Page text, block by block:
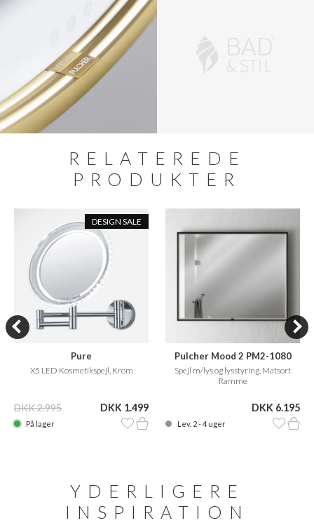
RELATEREDE
PRODUKTER
DESIGN SALE
Pure
X5 LED Kosmetikspejl, Krom
DKK 2.995 DKK 1.499
På lager
Pulcher Mood 2 PM2-1080
Spejl m/lys og lysstyring, Matsort
Ramme
DKK 6.195
Lev. 2 - 4 uger
YDERLIGERE
INSPIRATION